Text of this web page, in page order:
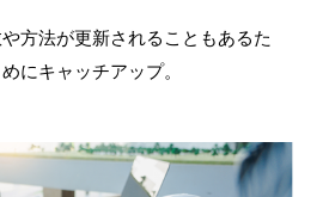
方法が更新されることもあるた
にキャッチアップ。